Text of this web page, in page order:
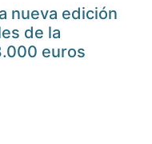
nueva edición
de la
euros